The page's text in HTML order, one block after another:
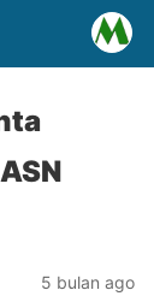
5 bulan ago